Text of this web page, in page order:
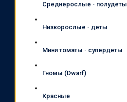
Среднерослые - полудеты
Низкорослые - деты
Мини томаты - супердеты
Гномы (Dwarf)
Красные